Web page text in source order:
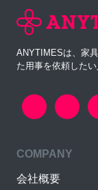
ANYTIMESは、家
た用事を依頼した
COMPANY
会社概要